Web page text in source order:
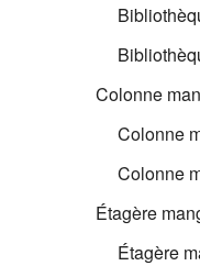
Colonne
Colonne
Colonne
Étagère
Étagère